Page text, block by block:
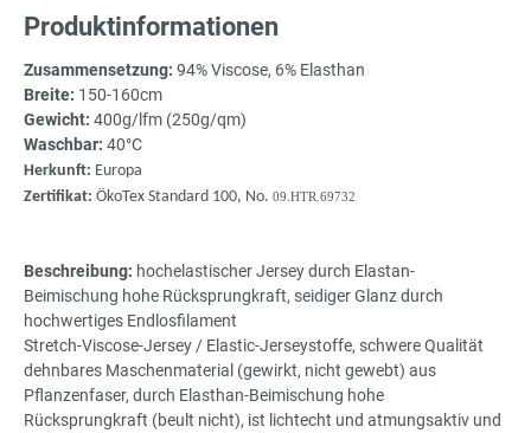
Produktinformationen
Zusammensetzung: 94% Viscose, 6% Elasthan
Breite: 150-160cm
Gewicht: 400g/lfm (250g/qm)
Waschbar: 40°C
Herkunft: Europa
Zertifikat: ÖkoTex Standard 100, No. 09.HTR.69732
Beschreibung: hochelastischer Jersey durch Elastan-
Beimischung hohe Rücksprungkraft, seidiger Glanz durch
hochwertiges Endlosfilament
Stretch-Viscose-Jersey / Elastic-Jerseystoffe, schwere Qualität
dehnbares Maschenmaterial (gewirkt, nicht gewebt) aus
Pflanzenfaser, durch Elasthan-Beimischung hohe
Rücksprungkraft (beult nicht), ist lichtecht und atmungsaktiv und